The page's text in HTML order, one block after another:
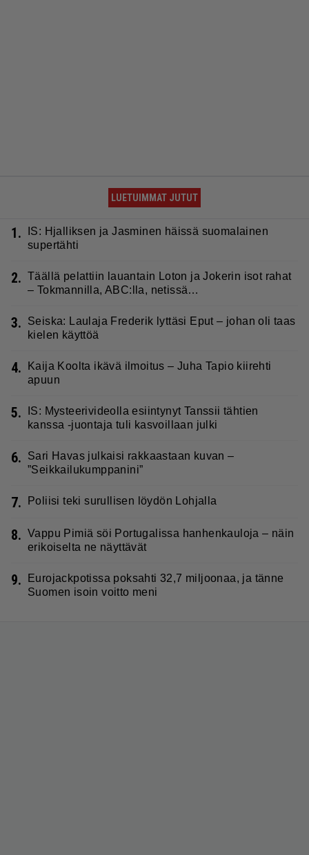
LUETUIMMAT JUTUT
1.
IS: Hjalliksen ja Jasminen häissä suomalainen
supertähti
2. Täällä pelattiin lauantain Loton ja Jokerin isot rahat
– Tokmannilla, ABC:lla, netissä…
3.
Seiska: Laulaja Frederik lyttäsi Eput – johan oli taas
kielen käyttöä
4.
Kaija Koolta ikävä ilmoitus – Juha Tapio kiirehti
apuun
5.
IS: Mysteerivideolla esiintynyt Tanssii tähtien
kanssa -juontaja tuli kasvoillaan julki
6.
Sari Havas julkaisi rakkaastaan kuvan –
”Seikkailukumppanini”
7. Poliisi teki surullisen löydön Lohjalla
8. Vappu Pimiä söi Portugalissa hanhenkauloja – näin
erikoiselta ne näyttävät
9.
Eurojackpotissa poksahti 32,7 miljoonaa, ja tänne
Suomen isoin voitto meni